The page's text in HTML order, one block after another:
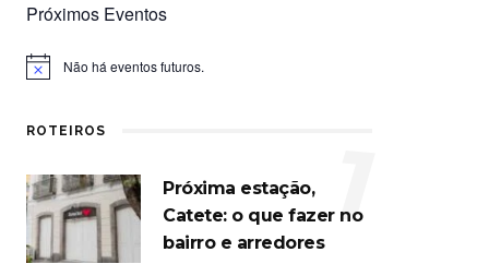
Próximos Eventos
Notice Não há eventos futuros.
ROTEIROS
Próxima estação,
Catete: o que fazer no
bairro e arredores 1